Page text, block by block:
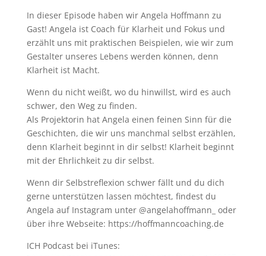
In dieser Episode haben wir Angela Hoffmann zu
Gast! Angela ist Coach für Klarheit und Fokus und
erzählt uns mit praktischen Beispielen, wie wir zum
Gestalter unseres Lebens werden können, denn
Klarheit ist Macht.
Wenn du nicht weißt, wo du hinwillst, wird es auch
schwer, den Weg zu finden.
Als Projektorin hat Angela einen feinen Sinn für die
Geschichten, die wir uns manchmal selbst erzählen,
denn Klarheit beginnt in dir selbst! Klarheit beginnt
mit der Ehrlichkeit zu dir selbst.
Wenn dir Selbstreflexion schwer fällt und du dich
gerne unterstützen lassen möchtest, findest du
Angela auf Instagram unter @angelahoffmann_ oder
über ihre Webseite: https://hoffmanncoaching.de
ICH Podcast bei iTunes: